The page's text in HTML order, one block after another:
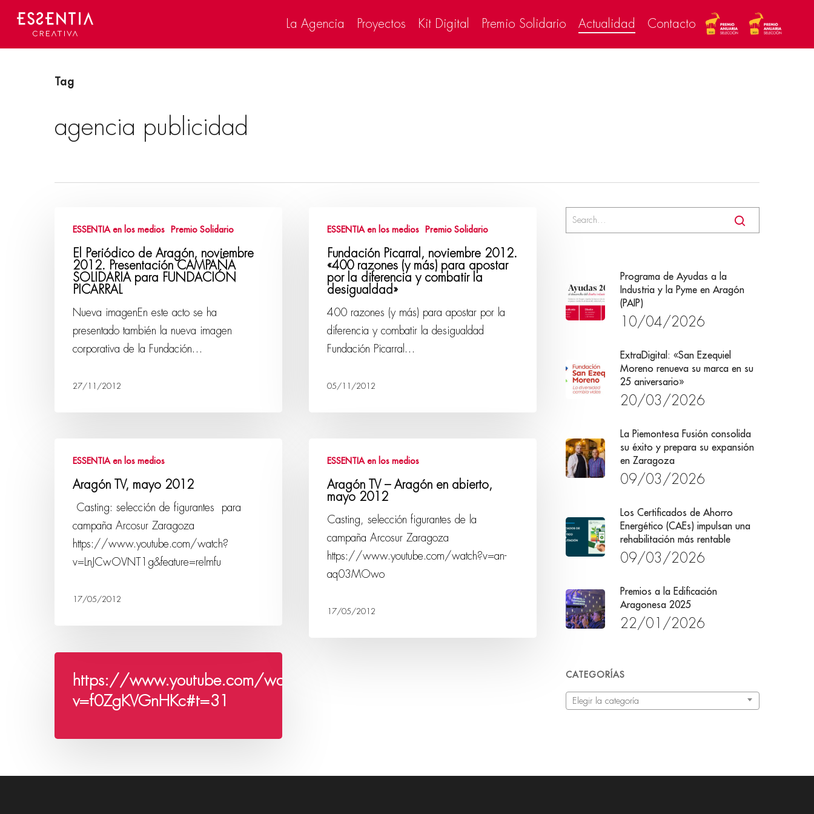
Skip
main
La Agencia Proyectos Kit Digital Premio Solidario Actualidad Contacto
Tag
agencia publicidad
ESSENTIA en los medios Premio Solidario
El Periódico de Aragón, noviembre
2012. Presentación CAMPAÑA
SOLIDARIA para FUNDACIÓN
PICARRAL
Nueva imagenEn este acto se ha
presentado también la nueva imagen
corporativa de la Fundación…
27/11/2012
ESSENTIA en los medios Premio Solidario
Fundación Picarral, noviembre 2012.
«400 razones (y más) para apostar
por la diferencia y combatir la
desigualdad»
400 razones (y más) para apostar por la
diferencia y combatir la desigualdad
Fundación Picarral…
05/11/2012
ESSENTIA en los medios
Aragón TV, mayo 2012
Casting: selección de figurantes para
campaña Arcosur Zaragoza
https://www.youtube.com/watch?
v=LnJCwOVNT1g&feature=relmfu
17/05/2012
ESSENTIA en los medios
Aragón TV – Aragón en abierto,
mayo 2012
Casting, selección figurantes de la
campaña Arcosur Zaragoza
https://www.youtube.com/watch?v=an-
aq03MOwo
17/05/2012
https://www.youtube.com/watch?
v=f0ZgKVGnHKc#t=31
Programa de Ayudas a la
Industria y la Pyme en Aragón
(PAIP)
10/04/2026
ExtraDigital: «San Ezequiel
Moreno renueva su marca en su
25 aniversario»
20/03/2026
La Piemontesa Fusión consolida
su éxito y prepara su expansión
en Zaragoza
09/03/2026
Los Certificados de Ahorro
Energético (CAEs) impulsan una
rehabilitación más rentable
09/03/2026
Premios a la Edificación
Aragonesa 2025
22/01/2026
CATEGORÍAS
Categorías
Elegir la categoría